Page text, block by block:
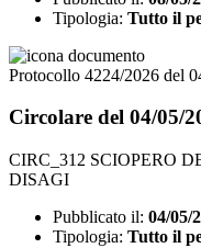
Tipologia: Tutto il
Protocollo 4224/2026 del
Circolare del 04/05/
CIRC_312 SCIOPERO
DISAGI
Pubblicato il: 04/05/
Tipologia: Tutto il